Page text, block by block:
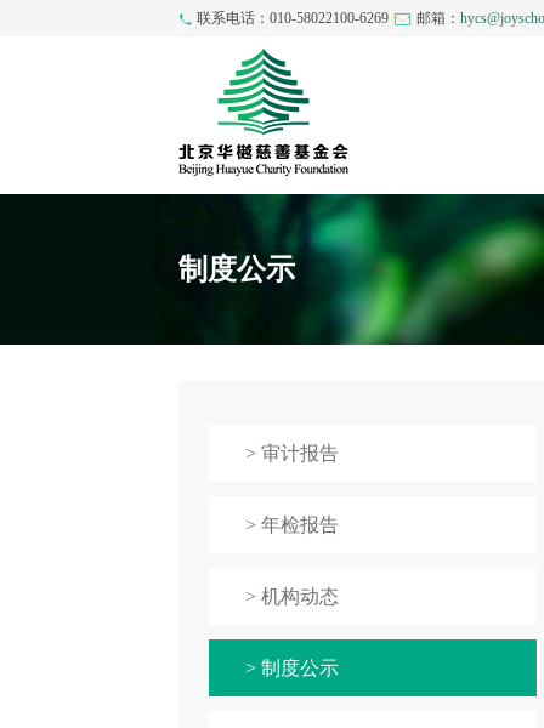
联系电话：010-58022100-6269 邮箱：
制度公示
> 审计报告
> 年检报告
> 机构动态
> 制度公示